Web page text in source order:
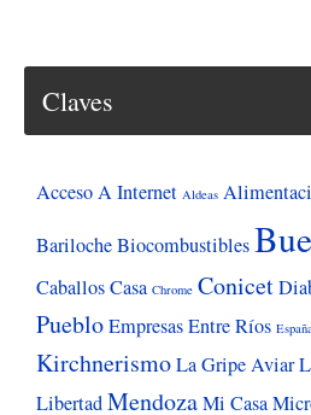
Claves
Acceso A Internet Aldeas
BarilocheBiocombustibles
CaballosCasa Chrome Conicet
PuebloEmpresasEntre Ríos
KirchnerismoLa Gripe Aviar
LibertadMendozaMi Casa